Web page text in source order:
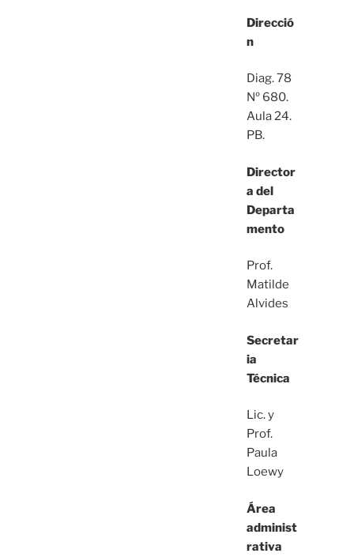
Direcció
n
Diag. 78
Nº 680.
Aula 24.
PB.
Director
a del
Departa
mento
Prof.
Matilde
Alvides
Secretar
ia
Técnica
Lic. y
Prof.
Paula
Loewy
Área
administ
rativa